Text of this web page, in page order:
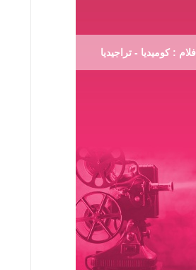
أفلام : كوميديا - تراجيديا